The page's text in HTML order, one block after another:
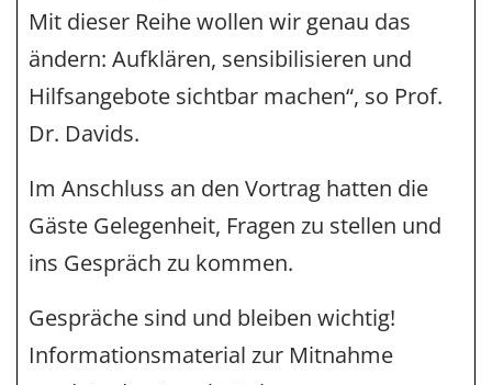
Mit dieser Reihe wollen wir genau das
ändern: Aufklären, sensibilisieren und
Hilfsangebote sichtbar machen“, so Prof.
Dr. Davids.
Im Anschluss an den Vortrag hatten die
Gäste Gelegenheit, Fragen zu stellen und
ins Gespräch zu kommen.
Gespräche sind und bleiben wichtig!
Informationsmaterial zur Mitnahme